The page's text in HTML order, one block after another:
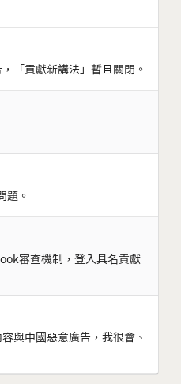
「貢獻新講法」暫且關閉。
題。
審查機制，登入具名貢獻
與中國惡意廣告，我很會、